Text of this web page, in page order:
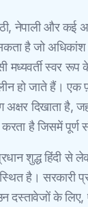
नेपाली और कई
है जो अधिकांश
मध्यवर्ती स्वर
हो जाते हैं। एक
दिखाता है,
है जिसमें पूर्ण
शुद्ध हिंदी से
है। सरकारी
दस्तावेजों के